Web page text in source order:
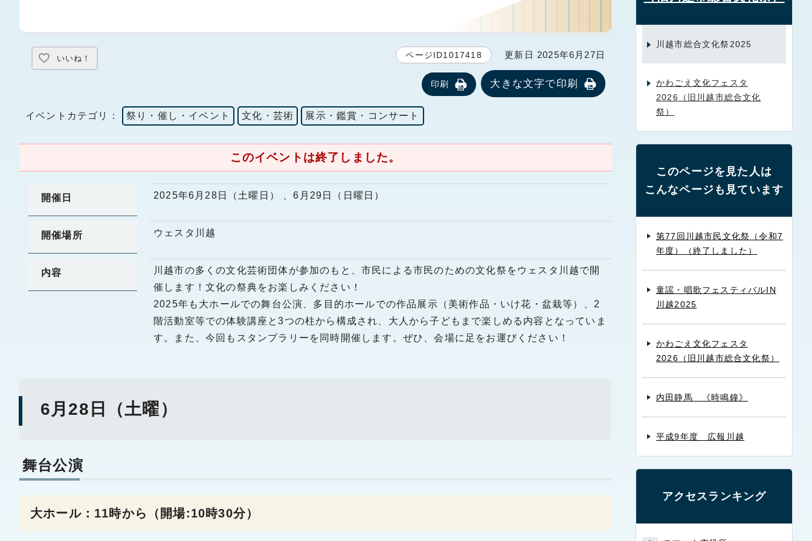
いいね！ ページID1017418 更新日 2025年6月27日
印刷 大きな文字で印刷
イベントカテゴリ： 祭り・催し・イベント 文化・芸術 展示・鑑賞・コンサート
このイベントは終了しました。
開催日 2025年6月28日（土曜日） 、6月29日（日曜日）
開催場所 ウェスタ川越
内容
川越市の多くの文化芸術団体が参加のもと、市民による市民のための文化祭をウェスタ川越で開
催します！文化の祭典をお楽しみください！
2025年も大ホールでの舞台公演、多目的ホールでの作品展示（美術作品・いけ花・盆栽等）、2
階活動室等での体験講座と3つの柱から構成され、大人から子どもまで楽しめる内容となっていま
す。また、今回もスタンプラリーを同時開催します。ぜひ、会場に足をお運びください！
6月28日（土曜）
舞台公演
大ホール：11時から（開場:10時30分）
川越市総合文化祭2025
かわごえ文化フェスタ
2026（旧川越市総合文化
祭）
このページを見た人は
こんなページも見ています
第77回川越市民文化祭（令和7
年度）（終了しました）
童謡・唱歌フェスティバルIN
川越2025
かわごえ文化フェスタ
2026（旧川越市総合文化祭）
内田静馬 《時鳴鐘》
平成9年度 広報川越
アクセスランキング